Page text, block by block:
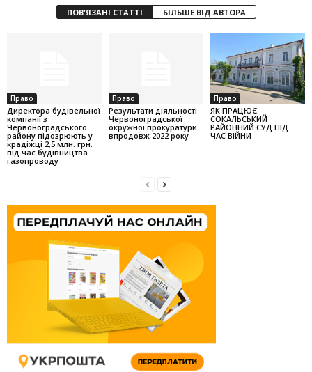
ПОВ'ЯЗАНІ СТАТТІ БІЛЬШЕ ВІД АВТОРА
Право
Директора будівельної
компанії з
Червоноградського
району підозрюють у
крадіжці 2,5 млн. грн.
під час будівництва
газопроводу
Право
Результати діяльності
Червоноградської
окружної прокуратури
впродовж 2022 року
Право
ЯК ПРАЦЮЄ
СОКАЛЬСЬКИЙ
РАЙОННИЙ СУД ПІД
ЧАС ВІЙНИ